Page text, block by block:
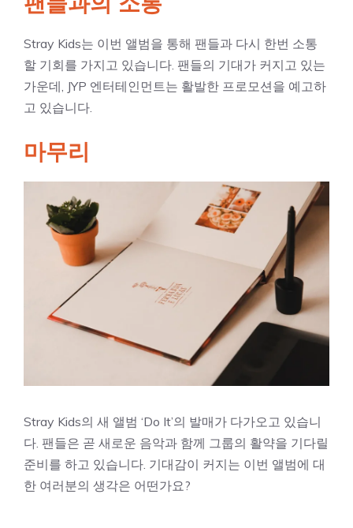
Stray Kids는 이번 앨범을 통해 팬들과 다시 한번 소통
할 기회를 가지고 있습니다. 팬들의 기대가 커지고 있는
가운데, JYP 엔터테인먼트는 활발한 프로모션을 예고하
고 있습니다.
마무리
Stray Kids의 새 앨범 ‘Do It’의 발매가 다가오고 있습니
다. 팬들은 곧 새로운 음악과 함께 그룹의 활약을 기다릴
준비를 하고 있습니다. 기대감이 커지는 이번 앨범에 대
한 여러분의 생각은 어떤가요?